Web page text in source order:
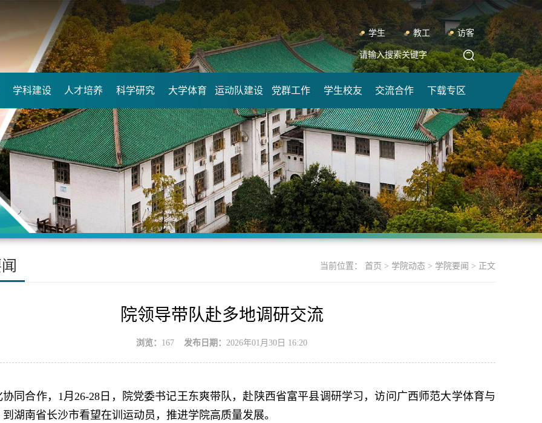
学科建设 人才培养 科学研究 大学体育 运动队建设 党群工作 学生校友 交流合作 下载专区
学生 教工 访客
当前位置： 首页 > 学院动态 > 学院要闻 > 正文
院领导带队赴多地调研交流
浏览： 167 发布日期：2026年01月30日 16:20
协同合作，1月26-28日，院党委书记王东爽带队，赴陕西省富平县调研学习，访问广西师范大学体育与
湖南省长沙市看望在训运动员，推进学院高质量发展。